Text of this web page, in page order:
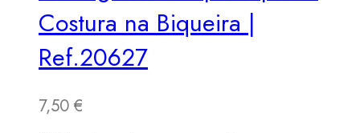
Costura na Biqueira |
Ref.20627
7,50 €